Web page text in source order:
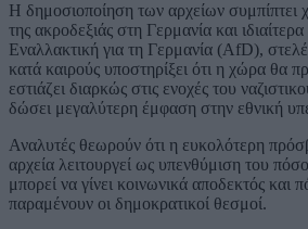
Η δημοσιοποίηση των αρχείων συμπίπτει
της ακροδεξιάς στη Γερμανία και
Εναλλακτική για τη Γερμανία (AfD),
κατά καιρούς υποστηρίξει ότι η χώρα θα
εστιάζει διαρκώς στις ενοχές του
δώσει μεγαλύτερη έμφαση στην εθνική
Αναλυτές θεωρούν ότι η ευκολότερη
αρχεία λειτουργεί ως υπενθύμιση του
μπορεί να γίνει κοινωνικά αποδεκτός και
παραμένουν οι δημοκρατικοί θεσμοί.